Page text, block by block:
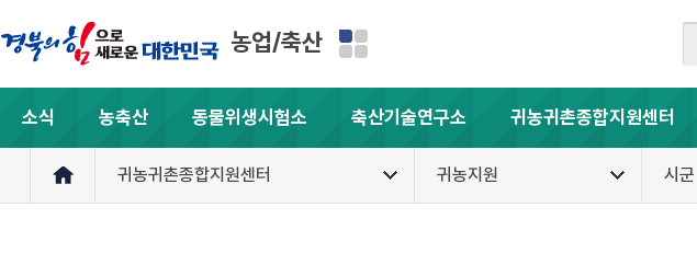
농업/축산
소식 농축산 동물위생시험소 축산기술연구소 귀농귀촌종합지원센터
귀농귀촌종합지원센터 귀농지원 시군